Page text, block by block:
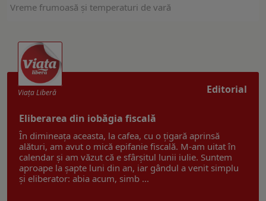
Vreme frumoasă şi temperaturi de vară
Editorial
Viaţa Liberă
Eliberarea din iobăgia fiscală
În dimineața aceasta, la cafea, cu o țigară aprinsă
alături, am avut o mică epifanie fiscală. M-am uitat în
calendar și am văzut că e sfârșitul lunii iulie. Suntem
aproape la șapte luni din an, iar gândul a venit simplu
și eliberator: abia acum, simb ...